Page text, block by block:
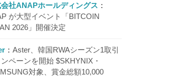
社ANAPホールディングス
が大型イベント「BITCOIN
2026」開催決定
Aster、韓国RWAシーズン1取引
ペーンを開始 $SKHYNIX・
対象、賞金総額10,000